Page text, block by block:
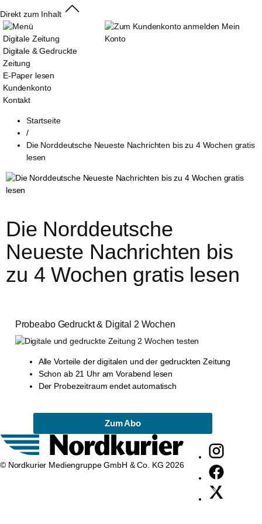
Direkt zum Inhalt
Digitale Zeitung
Digitale & Gedruckte
Zeitung
E-Paper lesen
Kundenkonto
Kontakt
Mein
Konto
Startseite
/
Die Norddeutsche Neueste Nachrichten bis zu 4 Wochen gratis
lesen
Die Norddeutsche
Neueste Nachrichten bis
zu 4 Wochen gratis lesen
Probeabo Gedruckt & Digital 2 Wochen
Alle Vorteile der digitalen und der gedruckten Zeitung
Schon ab 21 Uhr am Vorabend lesen
Der Probezeitraum endet automatisch
Zum Abo
© Nordkurier Mediengruppe GmbH & Co. KG 2026